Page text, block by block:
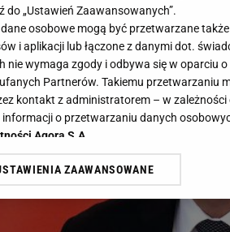
do „Ustawień Zaawansowanych”.
osobowe mogą być przetwarzane
i aplikacji lub łączone z danymi dot.
nie wymaga zgody i odbywa się w oparciu
Partnerów. Takiemu przetwarzaniu
kontakt z administratorem – w
informacji o przetwarzaniu danych
Agora S.A.
„Akceptuję” wyrażasz też zgodę na
Partnerów i Agora S.A. na Twoim
plików cookie, wywołując narzędzie
„Ustawienia prywatności ” w stopce
ZAAWANSOWANE